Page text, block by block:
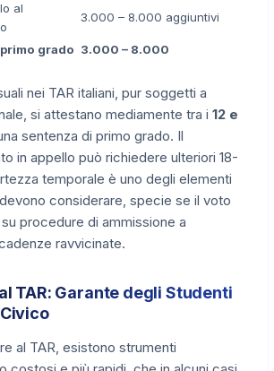
al
3.000 – 8.000 aggiuntivi
grado 3.000 – 8.000
nei TAR italiani, pur soggetti a
si attestano mediamente tra i 12 e
sentenza di primo grado. Il
in appello può richiedere ulteriori 18-
temporale è uno degli elementi
considerare, specie se il voto
procedure di ammissione a
ravvicinate.
TAR: Garante degli Studenti
al TAR, esistono strumenti